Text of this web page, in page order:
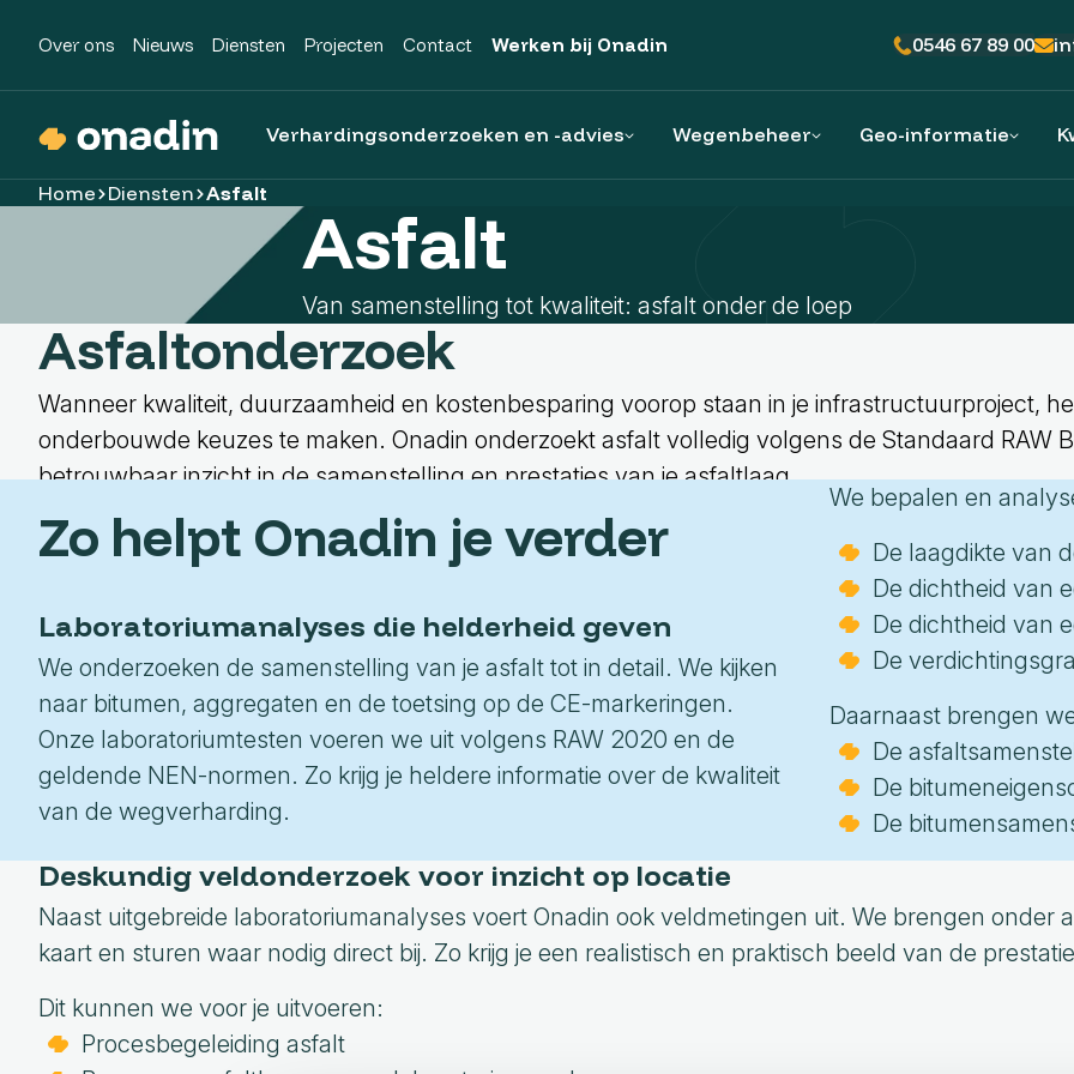
Over ons Nieuws Diensten Projecten Contact Werken bij Onadin 0546 67 89 00
Verhardingsonderzoeken en -advies
Onderzoek
Infra Laboratorium
Funderingsonderzoek
Verhardingsadvies
MKI- en LCA-toetsing
Wegenbeheer
Inspectie
Data-inwinning
Mobile mapping
Beheer- en beleidsplannen
Meerjarenplanning
Geo-informatie
Verzamelen
Landmeten
Drone-mapping
Assetinformatie
Data-analyse
Onderzoek
Asfalt
Zandbanen
Bedrijfscontroles en opleveronderzoek
Specialistisch toezicht infraprojecten
Expertise
Databeheer
KernGIS
Op maat gemaakte gebruikssoftware
Home Diensten Asfalt
Asfalt
Van samenstelling tot kwaliteit: asfalt onder de loep
Asfaltonderzoek
Wanneer kwaliteit, duurzaamheid en kostenbesparing voorop staan in je infrastructuurproject,
onderbouwde keuzes te maken. Onadin onderzoekt asfalt volledig volgens de Standaard RAW
betrouwbaar inzicht in de samenstelling en prestaties van je asfaltlaag.
Zo helpt Onadin je verder
Laboratoriumanalyses die helderheid geven
We onderzoeken de samenstelling van je asfalt tot in detail. We kijken
naar bitumen, aggregaten en de toetsing op de CE-markeringen.
Onze laboratoriumtesten voeren we uit volgens RAW 2020 en de
geldende NEN-normen. Zo krijg je heldere informatie over de kwaliteit
van de wegverharding.
We bepalen en
De laagdikte van
De dichtheid van
De dichtheid van
De
Daarnaast brengen
De
De
De
Deskundig veldonderzoek voor inzicht op locatie
Naast uitgebreide laboratoriumanalyses voert Onadin ook veldmetingen uit. We brengen onder
kaart en sturen waar nodig direct bij. Zo krijg je een realistisch en praktisch beeld van de
Dit kunnen we voor je uitvoeren:
Procesbegeleiding asfalt